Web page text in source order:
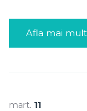
Afla mai mult
mart. 11